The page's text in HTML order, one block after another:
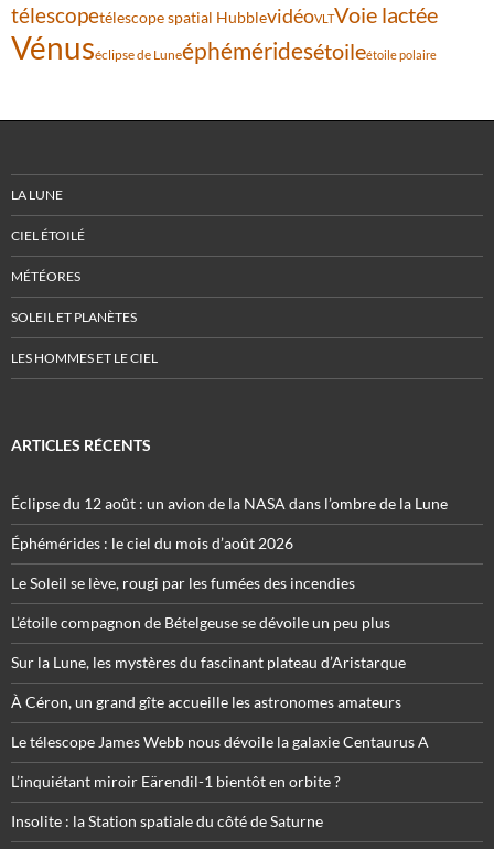
télescopetélescope spatial HubblevidéoVLTVoie lactée
Vénuséclipse de Luneéphéméridesétoileétoile polaire
LA LUNE
CIEL ÉTOILÉ
MÉTÉORES
SOLEIL ET PLANÈTES
LES HOMMES ET LE CIEL
ARTICLES RÉCENTS
Éclipse du 12 août : un avion de la NASA dans l’ombre de la Lune
Éphémérides : le ciel du mois d’août 2026
Le Soleil se lève, rougi par les fumées des incendies
L’étoile compagnon de Bételgeuse se dévoile un peu plus
Sur la Lune, les mystères du fascinant plateau d’Aristarque
À Céron, un grand gîte accueille les astronomes amateurs
Le télescope James Webb nous dévoile la galaxie Centaurus A
L’inquiétant miroir Eärendil-1 bientôt en orbite ?
Insolite : la Station spatiale du côté de Saturne